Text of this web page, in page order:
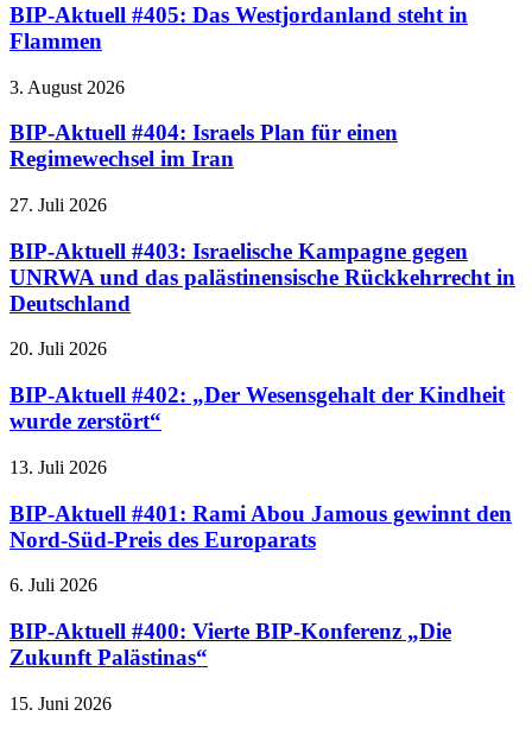
BIP-Aktuell #405: Das Westjordanland steht in
Flammen
3. August 2026
BIP-Aktuell #404: Israels Plan für einen
Regimewechsel im Iran
27. Juli 2026
BIP-Aktuell #403: Israelische Kampagne gegen
UNRWA und das palästinensische Rückkehrrecht in
Deutschland
20. Juli 2026
BIP-Aktuell #402: „Der Wesensgehalt der Kindheit
wurde zerstört“
13. Juli 2026
BIP-Aktuell #401: Rami Abou Jamous gewinnt den
Nord-Süd-Preis des Europarats
6. Juli 2026
BIP-Aktuell #400: Vierte BIP-Konferenz „Die
Zukunft Palästinas“
15. Juni 2026